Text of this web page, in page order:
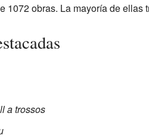
1072 obras. La mayoría de ellas
a trossos